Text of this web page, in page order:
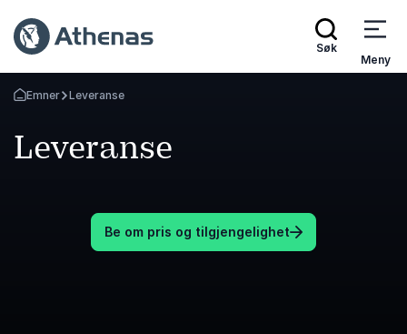
Søk
Meny
Gå tilbake til startsiden
Emner Leveranse
Leveranse
Be om pris og tilgjengelighet